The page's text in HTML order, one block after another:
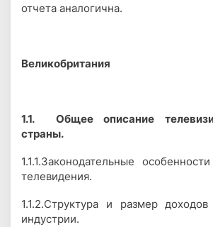
отчета аналогична.
Великобритания
1.1. Общее описание
страны.
1.1.1.Законодательные
телевидения.
1.1.2.Структура и размер доходов
индустрии.